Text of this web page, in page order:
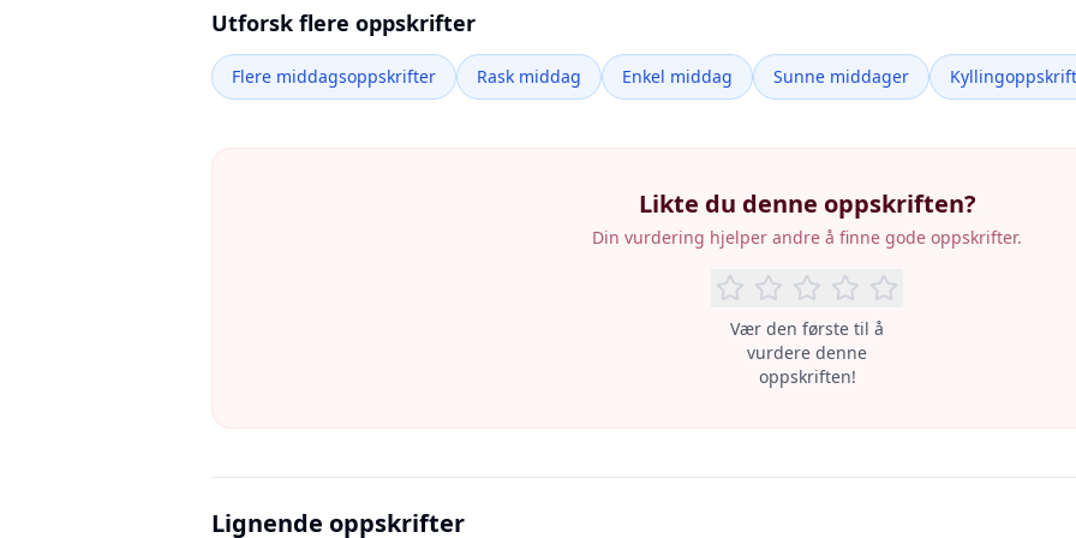
Utforsk flere oppskrifter
Flere middagsoppskrifter Rask middag Enkel middag Sunne middager
Likte du denne oppskriften?
Din vurdering hjelper andre å finne gode oppskrifter.
Vær den første til å
vurdere denne
oppskriften!
Lignende oppskrifter